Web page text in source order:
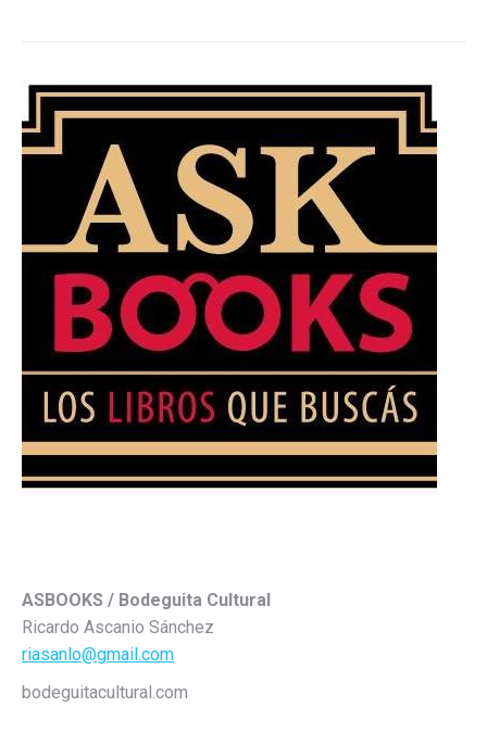
ASBOOKS / Bodeguita Cultural
Ricardo Ascanio Sánchez
riasanlo@gmail.com
bodeguitacultural.com